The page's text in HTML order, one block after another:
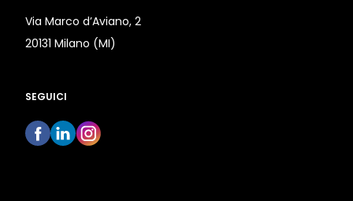
Via Marco d’Aviano, 2
20131 Milano (MI)
SEGUICI